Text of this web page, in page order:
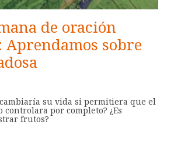
de oración
sobre
cambiaría su vida si permitiera que el
por completo? ¿Es
frutos?